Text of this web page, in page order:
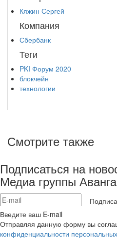
Кяжин Сергей
Компания
Сбербанк
Теги
PKI Форум 2020
блокчейн
технологии
Смотрите также
Подписаться на
Медиа группы
Введите ваш E-mail
Отправляя данную форму вы
конфиденциальности